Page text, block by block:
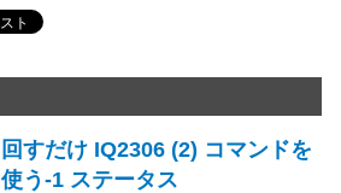
回すだけ IQ2306 (2) コマンドを
使う-1 ステータス